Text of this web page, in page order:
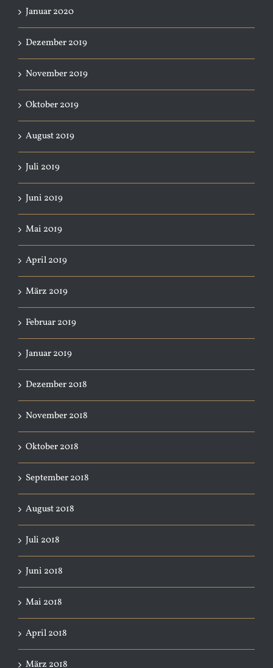
Januar 2020
Dezember 2019
November 2019
Oktober 2019
August 2019
Juli 2019
Juni 2019
Mai 2019
April 2019
März 2019
Februar 2019
Januar 2019
Dezember 2018
November 2018
Oktober 2018
September 2018
August 2018
Juli 2018
Juni 2018
Mai 2018
April 2018
März 2018